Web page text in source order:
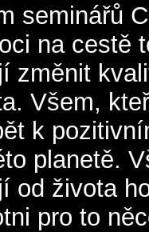
seminářů
na cestě
změnit
Všem,
k
planetě.
od života
pro to